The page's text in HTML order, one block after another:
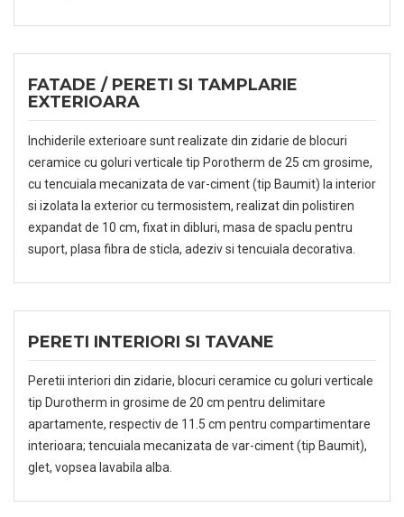
FATADE / PERETI SI TAMPLARIE
EXTERIOARA
Inchiderile exterioare sunt realizate din zidarie de blocuri
ceramice cu goluri verticale tip Porotherm de 25 cm grosime,
cu tencuiala mecanizata de var-ciment (tip Baumit) la interior
si izolata la exterior cu termosistem, realizat din polistiren
expandat de 10 cm, fixat in dibluri, masa de spaclu pentru
suport, plasa fibra de sticla, adeziv si tencuiala decorativa.
PERETI INTERIORI SI TAVANE
Peretii interiori din zidarie, blocuri ceramice cu goluri verticale
tip Durotherm in grosime de 20 cm pentru delimitare
apartamente, respectiv de 11.5 cm pentru compartimentare
interioara; tencuiala mecanizata de var-ciment (tip Baumit),
glet, vopsea lavabila alba.